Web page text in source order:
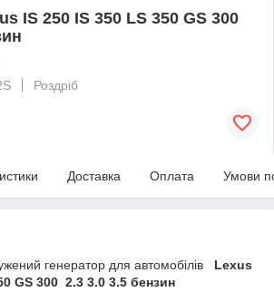
IS 250 IS 350 LS 350 GS 300
Роздріб
Доставка Оплата Умови
генератор для автомобілів
Lexus
GS 300 2.3 3.0 3.5 бензин